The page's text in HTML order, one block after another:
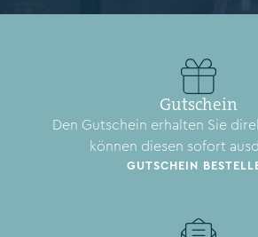
Gutschein
Den Gutschein erhalten Sie
können diesen sofort
GUTSCHEIN